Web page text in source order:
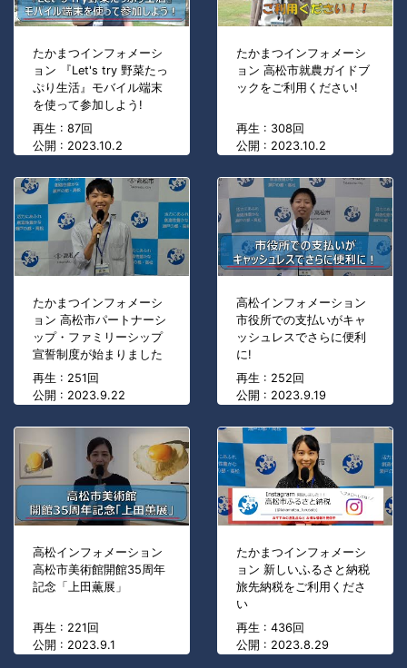
たかまつインフォメーシ
ョン 『Let's try 野菜たっ
ぷり生活』モバイル端末
を使って参加しよう!
再生 : 87回
公開 : 2023.10.2
たかまつインフォメーシ
ョン 高松市就農ガイドブ
ックをご利用ください!
再生 : 308回
公開 : 2023.10.2
たかまつインフォメーシ
ョン 高松市パートナーシ
ップ・ファミリーシップ
宣誓制度が始まりました
再生 : 251回
公開 : 2023.9.22
高松インフォメーション
市役所での支払いがキャ
ッシュレスでさらに便利
に!
再生 : 252回
公開 : 2023.9.19
高松インフォメーション
高松市美術館開館35周年
記念「上田薫展」
再生 : 221回
公開 : 2023.9.1
たかまつインフォメーシ
ョン 新しいふるさと納税
旅先納税をご利用くださ
い
再生 : 436回
公開 : 2023.8.29